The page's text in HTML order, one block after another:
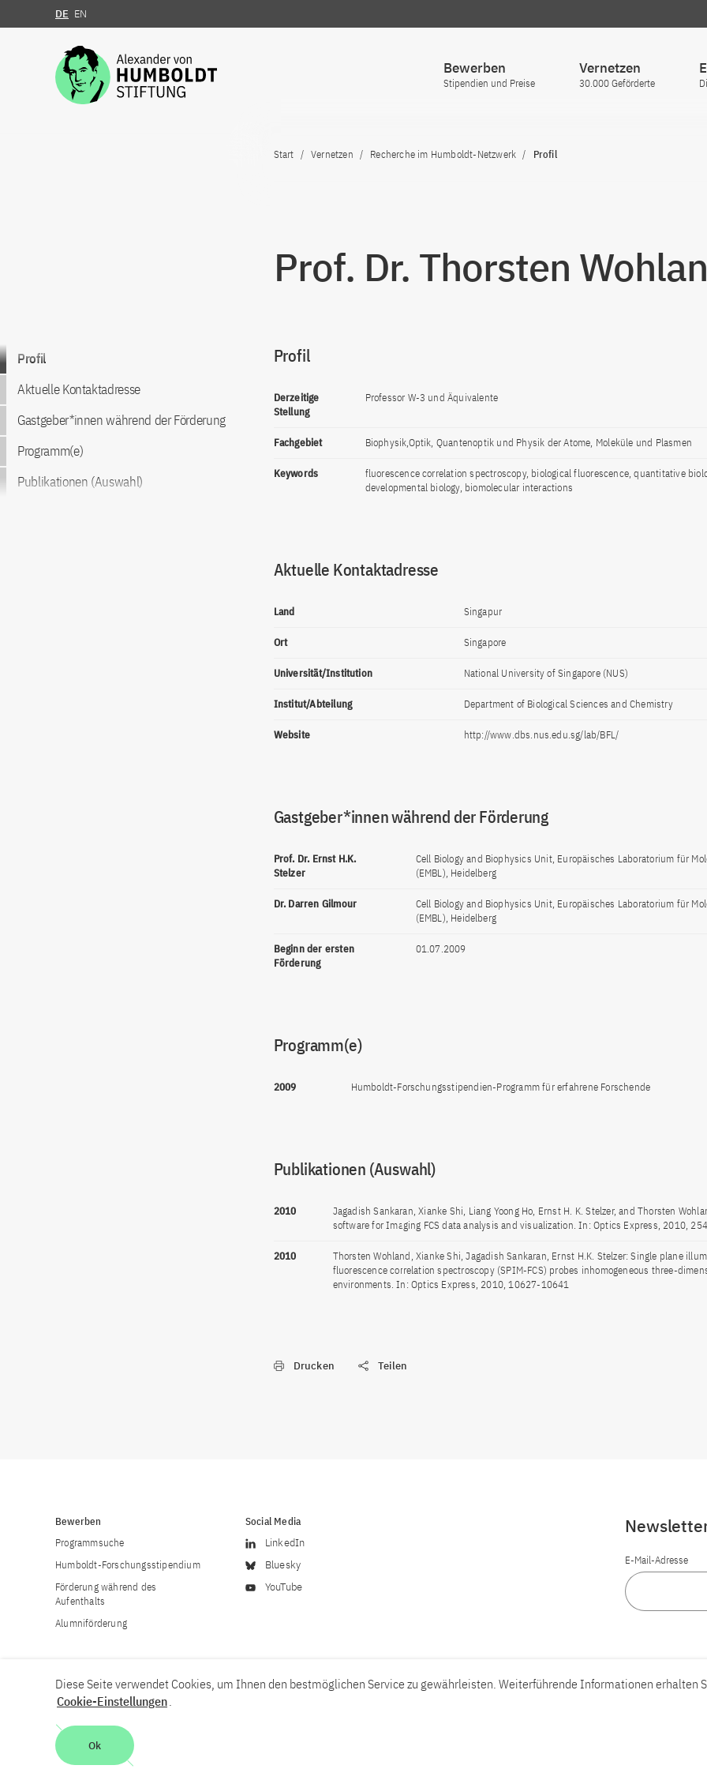
Zum Inhalt springen
DE EN
Bewerben
Stipendien und Preise
Vernetzen
30.000 Geförderte
Start Vernetzen Recherche im Humboldt-Netzwerk Profil
Prof. Dr. Thorsten
Zum Inhalt springen
Profil
Aktuelle Kontaktadresse
Gastgeber*innen während der Förderung
Programm(e)
Publikationen (Auswahl)
Profil
Derzeitige
Stellung
Professor W-3 und Äquivalente
Fachgebiet Biophysik,Optik, Quantenoptik und Physik der Atome, Moleküle und Plasmen
Keywords
fluorescence correlation spectroscopy, biological fluorescence, quantitative
developmental biology, biomolecular interactions
Aktuelle Kontaktadresse
Land Singapur
Ort Singapore
Universität/Institution National University of Singapore (NUS)
Institut/Abteilung Department of Biological Sciences and Chemistry
Website http://www.dbs.nus.edu.sg/lab/BFL/
Gastgeber*innen während der Förderung
Prof. Dr. Ernst H.K.
Stelzer
Cell Biology and Biophysics Unit, Europäisches Laboratorium für
(EMBL), Heidelberg
Dr. Darren Gilmour
Cell Biology and Biophysics Unit, Europäisches Laboratorium für
(EMBL), Heidelberg
Beginn der ersten
Förderung
01.07.2009
Programm(e)
2009 Humboldt-Forschungsstipendien-Programm für erfahrene Forschende
Publikationen (Auswahl)
2010
Jagadish Sankaran, Xianke Shi, Liang Yoong Ho, Ernst H. K. Stelzer, and Thorsten
software for Imaging FCS data analysis and visualization. In: Optics Express, 2010,
2010
Thorsten Wohland, Xianke Shi, Jagadish Sankaran, Ernst H.K. Stelzer: Single plane
fluorescence correlation spectroscopy (SPIM-FCS) probes inhomogeneous three-
environments. In: Optics Express, 2010, 10627-10641
Drucken Teilen
Bewerben
Programmsuche
Humboldt-Forschungsstipendium
Förderung während des
Aufenthalts
Alumniförderung
Social Media
LinkedIn
Bluesky
YouTube
E-Mail-Adresse
Diese Seite verwendet Cookies, um Ihnen den bestmöglichen Service zu gewährleisten. Weiterführende Informationen erhalten
Cookie-Einstellungen.
Ok